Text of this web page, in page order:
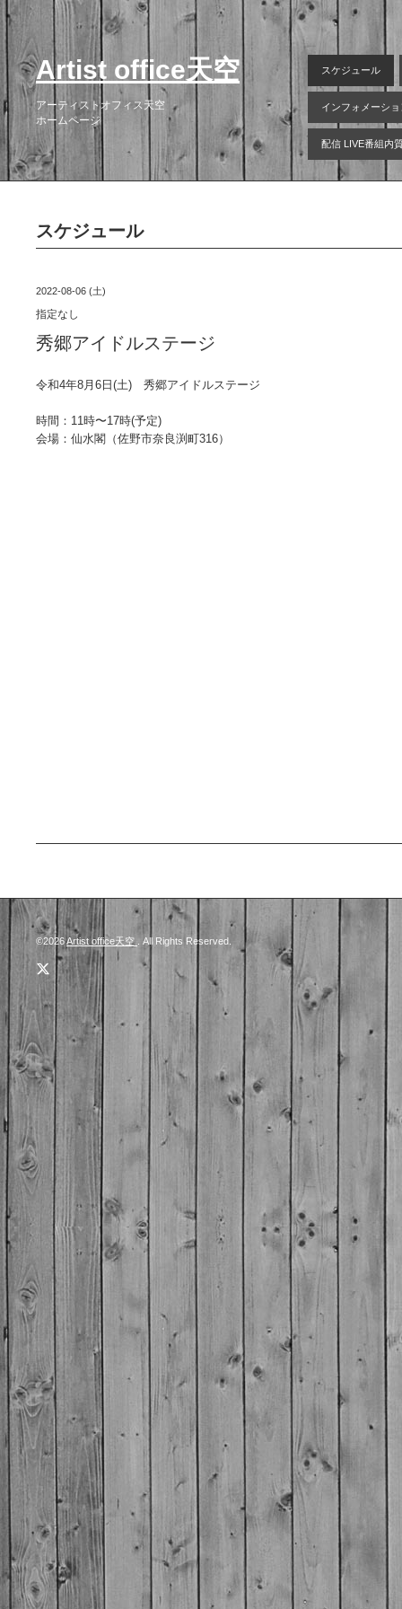
Artist office天空
アーティストオフィス天空
ホームページ
スケジュール
インフォメーショ
配信 LIVE番組内
スケジュール
2022-08-06 (土)
指定なし
秀郷アイドルステージ
令和4年8月6日(土)　秀郷アイドルステージ
時間：11時〜17時(予定)
会場： 仙水閣（佐野市奈良渕町316）
©2026Artist office天空 . All Rights Reserved.